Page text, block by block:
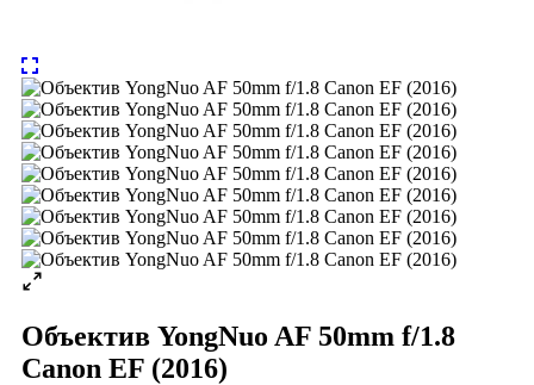
Объектив YongNuo AF 50mm f/1.8
Canon EF (2016)